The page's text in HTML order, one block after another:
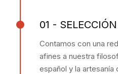
01 -
Contamos con una
afines a nuestra
español y la